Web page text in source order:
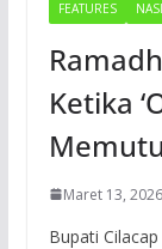
FEATURES
Ketika
Maret 13, 2026
Bupati